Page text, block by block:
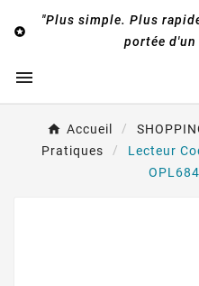

"Plus simple. Plus
portée d'un

Accueil
Pratiques
Lecteur